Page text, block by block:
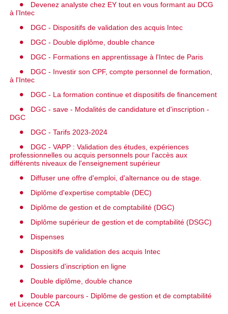
Devenez analyste chez EY tout en vous formant au DCG
à l’Intec
DGC - Dispositifs de validation des acquis Intec
DGC - Double diplôme, double chance
DGC - Formations en apprentissage à l'Intec de Paris
DGC - Investir son CPF, compte personnel de formation,
à l'Intec
DGC - La formation continue et dispositifs de financement
DGC - save - Modalités de candidature et d'inscription -
DGC
DGC - Tarifs 2023-2024
DGC - VAPP : Validation des études, expériences
professionnelles ou acquis personnels pour l'accès aux
différents niveaux de l'enseignement supérieur
Diffuser une offre d'emploi, d'alternance ou de stage.
Diplôme d'expertise comptable (DEC)
Diplôme de gestion et de comptabilité (DGC)
Diplôme supérieur de gestion et de comptabilité (DSGC)
Dispenses
Dispositifs de validation des acquis Intec
Dossiers d'inscription en ligne
Double diplôme, double chance
Double parcours - Diplôme de gestion et de comptabilité
et Licence CCA